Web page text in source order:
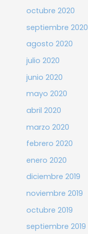
octubre 2020
septiembre 2020
agosto 2020
julio 2020
junio 2020
mayo 2020
abril 2020
marzo 2020
febrero 2020
enero 2020
diciembre 2019
noviembre 2019
octubre 2019
septiembre 2019